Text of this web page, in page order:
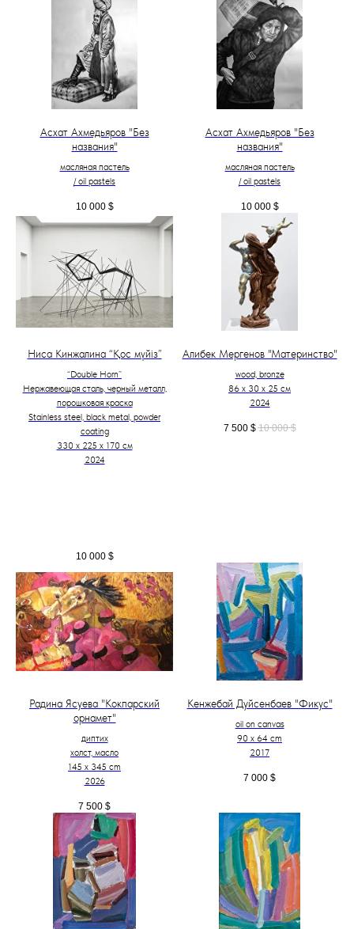
Асхат Ахмедьяров "Без
названия"
масляная пастель
/ oil pastels
10 000 $
Асхат Ахмедьяров "Без
названия"
масляная пастель
/ oil pastels
10 000 $
Ниса Кинжалина “Қос мүйіз”
“Double Horn”
Нержавеющая сталь, черный металл,
порошковая краска
Stainless steel, black metal, powder
coating
330 х 225 х 170 см
2024
10 000 $
Алибек Мергенов "Материнство"
wood, bronze
86 х 30 х 25 см
2024
7 500 $ 10 000 $
Радина Ясуева "Кокпарский
орнамет"
диптих
холст, масло
145 х 345 cm
2026
7 500 $
Кенжебай Дуйсенбаев "Фикус"
oil on canvas
90 x 64 cm
2017
7 000 $